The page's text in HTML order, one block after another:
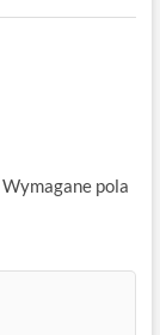
Wymagane pola